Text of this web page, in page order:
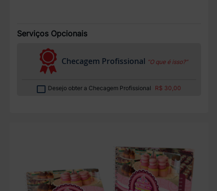
Serviços Opcionais
Checagem Profissional “O que é isso?”
Desejo obter a Checagem Profissional R$ 30,00